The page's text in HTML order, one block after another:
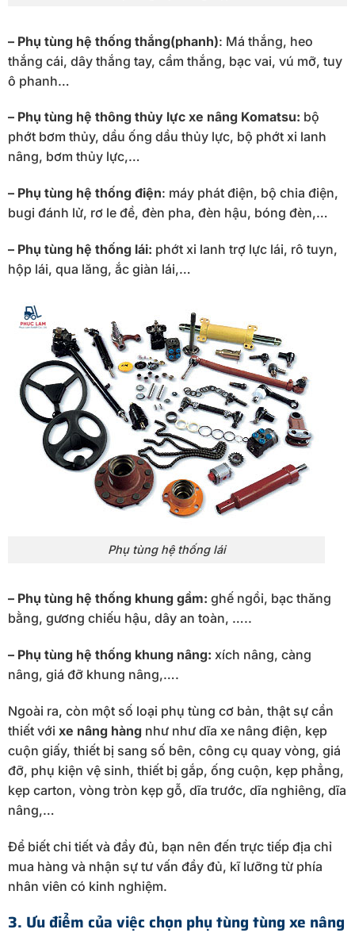
– Phụ tùng hệ thống thắng(phanh): Má thắng, heo
thắng cái, dây thắng tay, cầm thắng, bạc vai, vú mỡ, tuy
ô phanh…
– Phụ tùng hệ thông thủy lực xe nâng Komatsu: bộ
phớt bơm thủy, dầu ống dầu thủy lực, bộ phớt xi lanh
nâng, bơm thủy lực,…
– Phụ tùng hệ thống điện: máy phát điện, bộ chia điện,
bugi đánh lử, rơ le đề, đèn pha, đèn hậu, bóng đèn,…
– Phụ tùng hệ thống lái: phớt xi lanh trợ lực lái, rô tuyn,
hộp lái, qua lăng, ắc giàn lái,…
Phụ tùng hệ thống lái
– Phụ tùng hệ thống khung gầm: ghế ngồi, bạc thăng
bằng, gương chiếu hậu, dây an toàn, …..
– Phụ tùng hệ thống khung nâng: xích nâng, càng
nâng, giá đỡ khung nâng,….
Ngoài ra, còn một số loại phụ tùng cơ bản, thật sự cần
thiết với xe nâng hàng như như dĩa xe nâng điện, kẹp
cuộn giấy, thiết bị sang số bên, công cụ quay vòng, giá
đỡ, phụ kiện vệ sinh, thiết bị gắp, ống cuộn, kẹp phẳng,
kẹp carton, vòng tròn kẹp gỗ, dĩa trước, dĩa nghiêng, dĩa
nâng,…
Để biết chi tiết và đầy đủ, bạn nên đến trực tiếp địa chỉ
mua hàng và nhận sự tư vấn đầy đủ, kĩ lưỡng từ phía
nhân viên có kinh nghiệm.
3. Ưu điểm của việc chọn phụ tùng tùng xe nâng